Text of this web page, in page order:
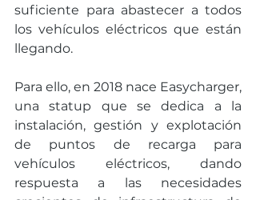
suficiente para abastecer a todos
los vehículos eléctricos que están
llegando.
Para ello, en 2018 nace Easycharger,
una statup que se dedica a la
instalación, gestión y explotación
de puntos de recarga para
vehículos eléctricos, dando
respuesta a las necesidades